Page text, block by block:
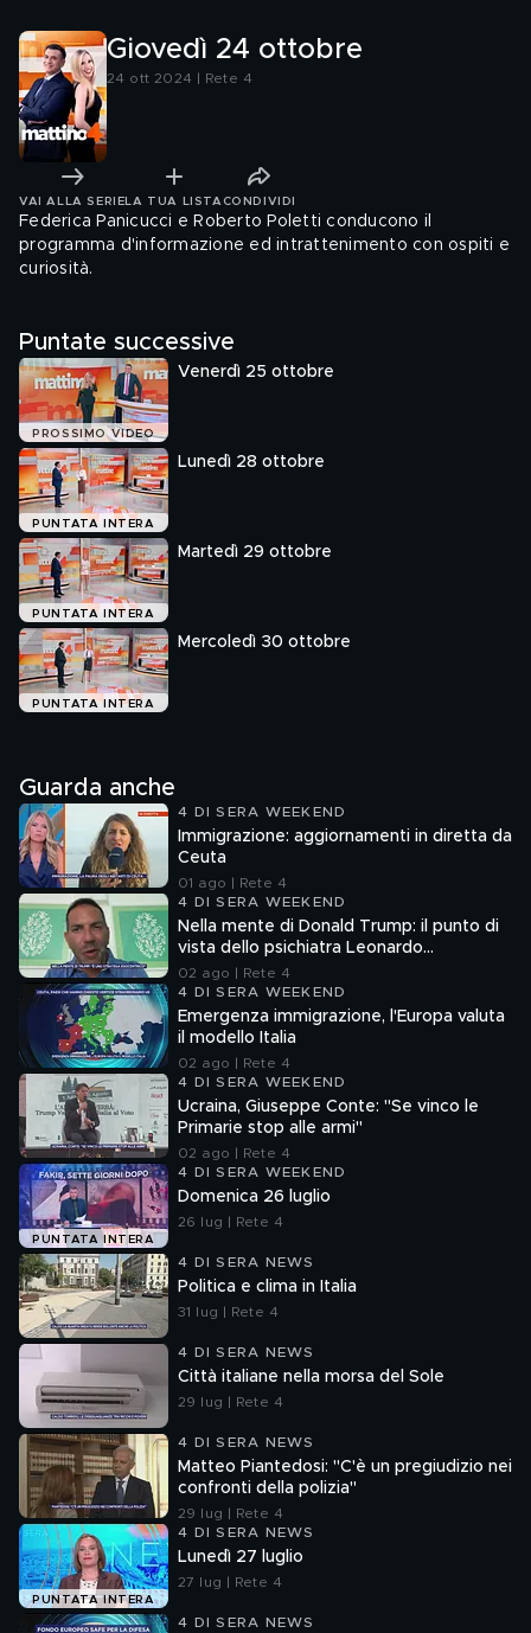
Giovedì 24 ottobre
24 ott 2024 | Rete 4
VAI ALLA SERIE LA TUA LISTA CONDIVIDI
Federica Panicucci e Roberto Poletti conducono il
programma d'informazione ed intrattenimento con ospiti e
curiosità.
Puntate successive
PROSSIMO VIDEO
Venerdì 25 ottobre
PUNTATA INTERA
Lunedì 28 ottobre
PUNTATA INTERA
Martedì 29 ottobre
PUNTATA INTERA
Mercoledì 30 ottobre
Guarda anche
4 DI SERA WEEKEND
Immigrazione: aggiornamenti in diretta da
Ceuta
01 ago | Rete 4
4 DI SERA WEEKEND
Nella mente di Donald Trump: il punto di
vista dello psichiatra Leonardo
Mendolicchio
02 ago | Rete 4
4 DI SERA WEEKEND
Emergenza immigrazione, l'Europa valuta
il modello Italia
02 ago | Rete 4
4 DI SERA WEEKEND
Ucraina, Giuseppe Conte: "Se vinco le
Primarie stop alle armi"
02 ago | Rete 4
PUNTATA INTERA
4 DI SERA WEEKEND
Domenica 26 luglio
26 lug | Rete 4
4 DI SERA NEWS
Politica e clima in Italia
31 lug | Rete 4
4 DI SERA NEWS
Città italiane nella morsa del Sole
29 lug | Rete 4
4 DI SERA NEWS
Matteo Piantedosi: "C'è un pregiudizio nei
confronti della polizia"
29 lug | Rete 4
PUNTATA INTERA
4 DI SERA NEWS
Lunedì 27 luglio
27 lug | Rete 4
4 DI SERA NEWS